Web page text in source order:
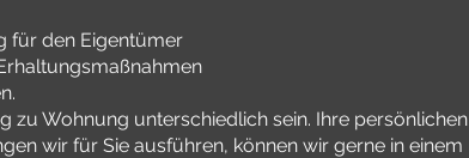
für den Eigentümer
zu Wohnung unterschiedlich sein. Ihre persönlichen
wir für Sie ausführen, können wir gerne in einem